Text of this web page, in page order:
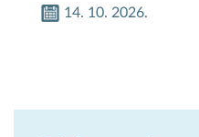
14. 10. 2026.